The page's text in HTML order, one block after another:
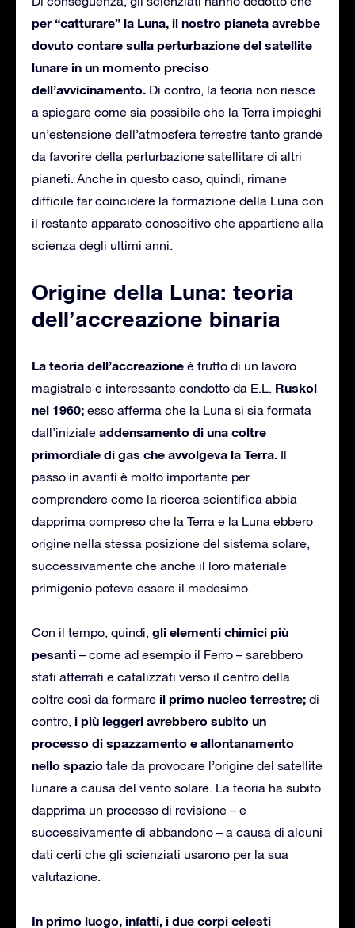
per “catturare” la Luna, il nostro pianeta avrebbe
dovuto contare sulla perturbazione del satellite
lunare in un momento preciso
dell’avvicinamento. Di contro, la teoria non riesce
a spiegare come sia possibile che la Terra impieghi
un’estensione dell’atmosfera terrestre tanto grande
da favorire della perturbazione satellitare di altri
pianeti. Anche in questo caso, quindi, rimane
difficile far coincidere la formazione della Luna con
il restante apparato conoscitivo che appartiene alla
scienza degli ultimi anni.
Origine della Luna: teoria
dell’accreazione binaria
La teoria dell’accreazione è frutto di un lavoro
magistrale e interessante condotto da E.L. Ruskol
nel 1960; esso afferma che la Luna si sia formata
dall’iniziale addensamento di una coltre
primordiale di gas che avvolgeva la Terra. Il
passo in avanti è molto importante per
comprendere come la ricerca scientifica abbia
dapprima compreso che la Terra e la Luna ebbero
origine nella stessa posizione del sistema solare,
successivamente che anche il loro materiale
primigenio poteva essere il medesimo.
Con il tempo, quindi, gli elementi chimici più
pesanti – come ad esempio il Ferro – sarebbero
stati atterrati e catalizzati verso il centro della
coltre così da formare il primo nucleo terrestre; di
contro, i più leggeri avrebbero subito un
processo di spazzamento e allontanamento
nello spazio tale da provocare l’origine del satellite
lunare a causa del vento solare. La teoria ha subito
dapprima un processo di revisione – e
successivamente di abbandono – a causa di alcuni
dati certi che gli scienziati usarono per la sua
valutazione.
In primo luogo, infatti, i due corpi celesti